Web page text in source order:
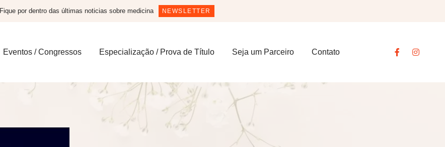
Fique por dentro das últimas noticias sobre medicina NEWSLETTER
Eventos / Congressos Especialização / Prova de Título Seja um Parceiro Contato